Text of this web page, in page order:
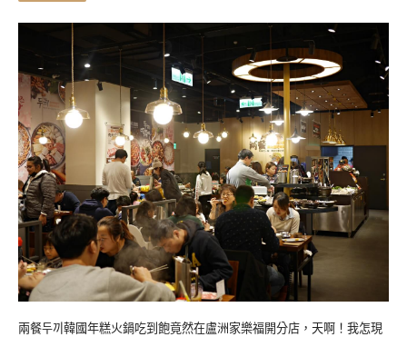
兩餐두끼韓國年糕火鍋吃到飽竟然在盧洲家樂福開分店，天啊！我怎現